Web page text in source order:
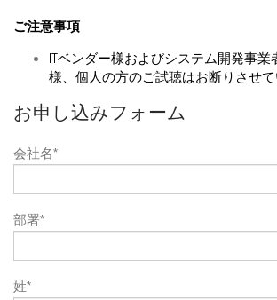
ご注意事項
ITベンダー様およびシステム開発事
様、個人の方のご試聴はお断りさせ
お申し込みフォーム
会社名*
部署*
姓*